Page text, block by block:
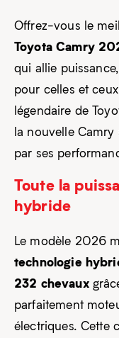
Offrez-vous le
Toyota Camry
qui allie
pour celles et
légendaire de
la nouvelle
par ses
Toute la
hybride
Le modèle 2026
technologie
232 chevaux
parfaitement
électriques. Cette